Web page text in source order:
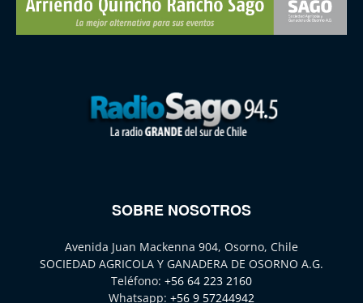
SOBRE NOSOTROS
Avenida Juan Mackenna 904, Osorno, Chile
SOCIEDAD AGRICOLA Y GANADERA DE OSORNO A.G.
Teléfono: +56 64 223 2160
Whatsapp: +56 9 57244942